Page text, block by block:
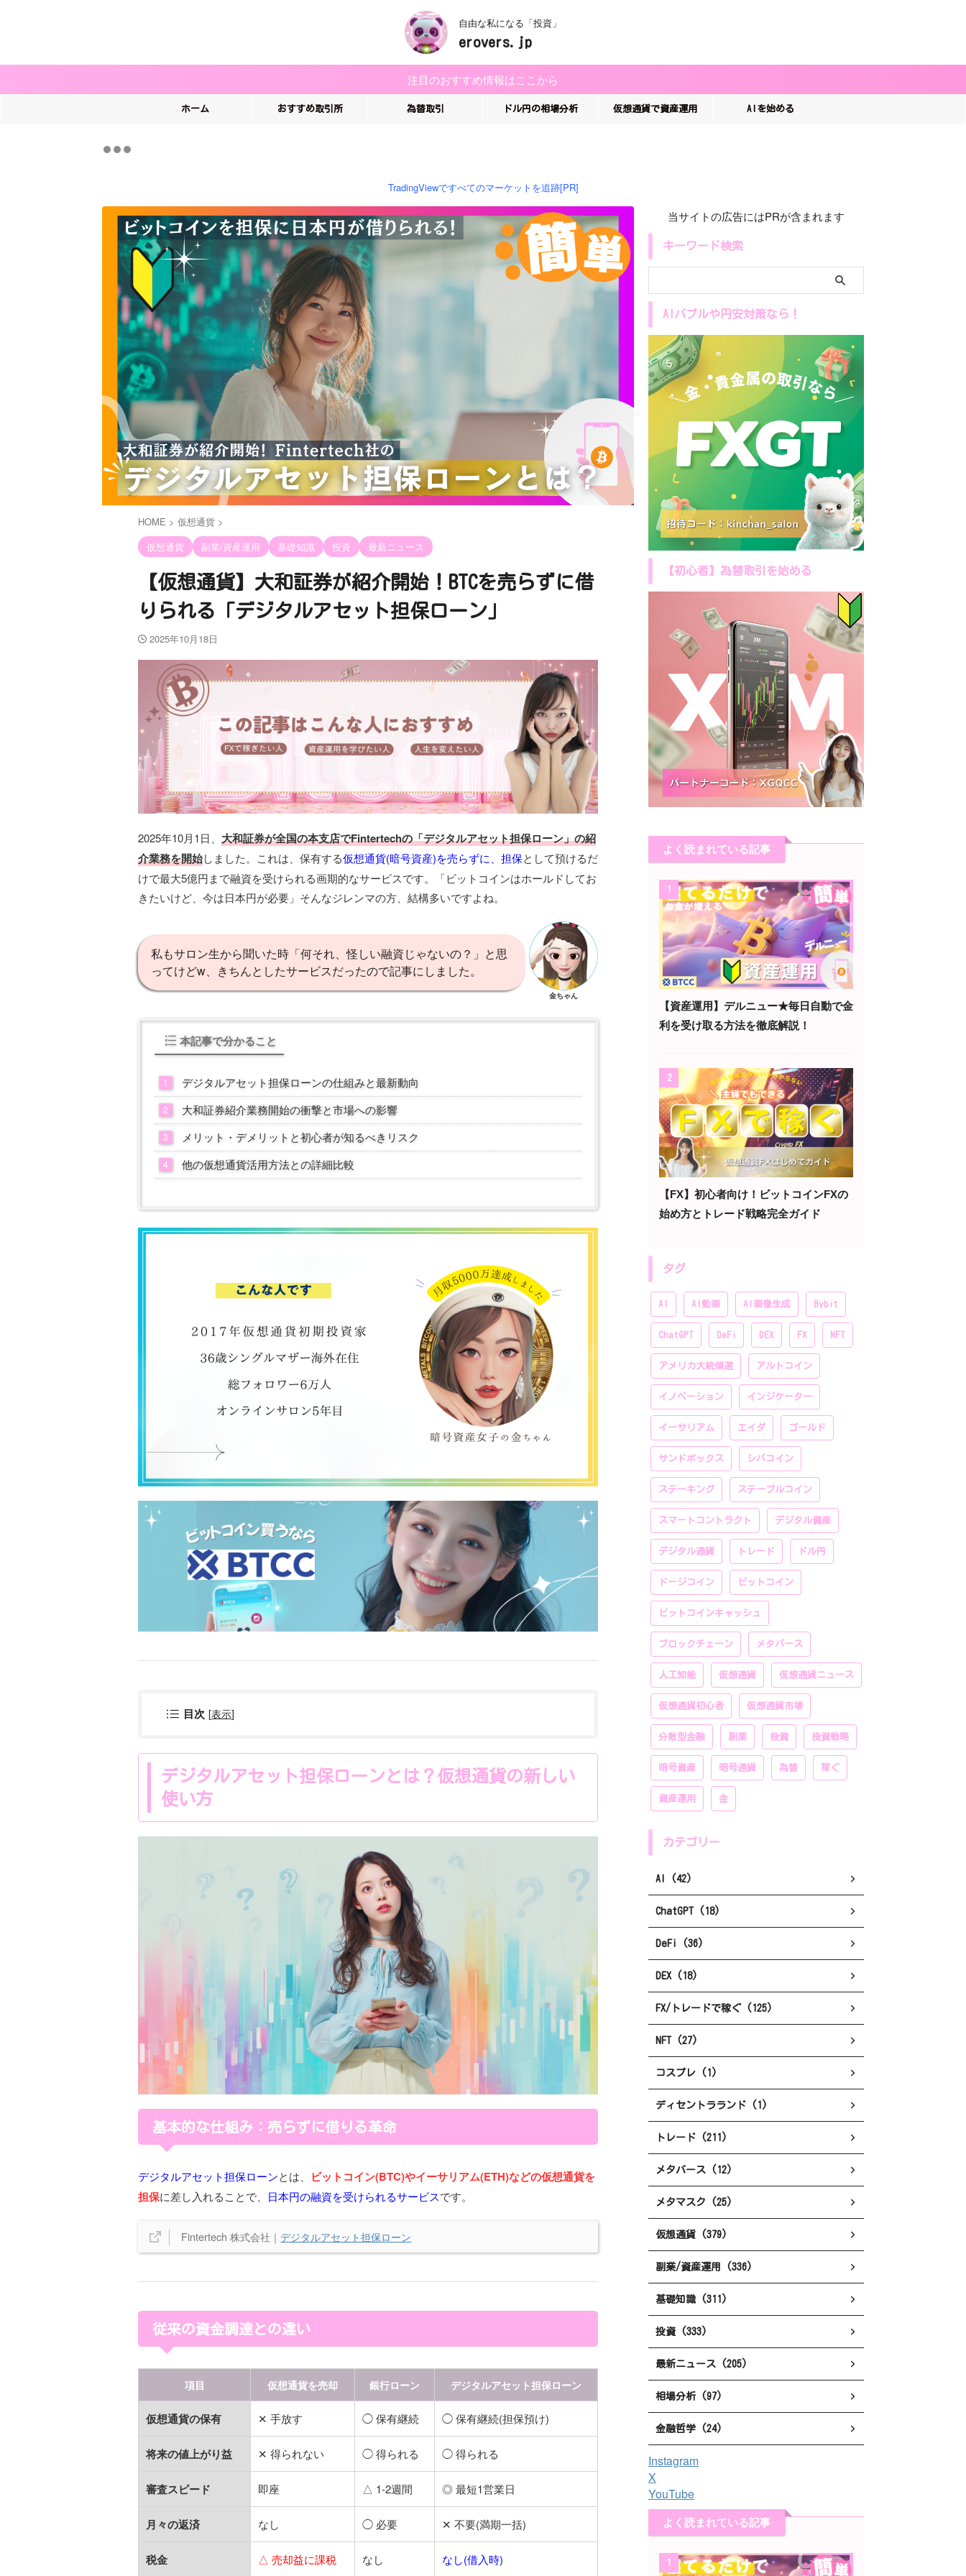
自由な私になる「投資」
erovers.jp
注目のおすすめ情報はここから
ホーム おすすめ取引所 為替取引 ドル円の相場分析 仮想通貨で資産運用 AIを始める
TradingViewですべてのマーケットを追跡[PR]
HOME > 仮想通貨 >
仮想通貨
副業/資産運用 基礎知識 投資 最新ニュース
【仮想通貨】大和証券が紹介開始！BTCを売らずに借
りられる「デジタルアセット担保ローン」
2025年10月18日
2025年10月1日、 大和証券が全国の本支店でFintertechの「デジタルアセット担保ローン」の紹
介業務を開始しました。これは、保有する仮想通貨(暗号資産)を売らずに、担保として預けるだ
けで最大5億円まで融資を受けられる画期的なサービスです。「ビットコインはホールドしてお
きたいけど、今は日本円が必要」そんなジレンマの方、結構多いですよね。
私もサロン生から聞いた時「何それ、怪しい融資じゃないの？」と思
ってけどw、きちんとしたサービスだったので記事にしました。
金ちゃん
本記事で分かること
デジタルアセット担保ローンの仕組みと最新動向
大和証券紹介業務開始の衝撃と市場への影響
メリット・デメリットと初心者が知るべきリスク
他の仮想通貨活用方法との詳細比較
目次 [表示]
デジタルアセット担保ローンとは？仮想通貨の新しい
使い方
基本的な仕組み：売らずに借りる革命
デジタルアセット担保ローンとは、 ビットコイン(BTC)やイーサリアム(ETH)などの仮想通貨を
担保に差し入れることで、 日本円の融資を受けられるサービスです。
Fintertech 株式会社｜デジタルアセット担保ローン
従来の資金調達との違い
項目 仮想通貨を売却 銀行ローン デジタルアセット担保ローン
仮想通貨の保有 ✕ 手放す ◯ 保有継続 ◯ 保有継続(担保預け)
将来の値上がり益 ✕ 得られない ◯ 得られる ◯ 得られる
審査スピード 即座 △ 1-2週間 ◎ 最短1営業日
月々の返済 なし ◯ 必要 ✕ 不要(満期一括)
税金 △ 売却益に課税 なし なし(借入時)
当サイトの広告にはPRが含まれます
キーワード検索
AIバブルや円安対策なら！
【初心者】為替取引を始める
よく読まれている記事
1
【資産運用】デルニュー★毎日自動で金
利を受け取る方法を徹底解説！
2
【FX】初心者向け！ビットコインFXの
始め方とトレード戦略完全ガイド
タグ
AI AI動画 AI画像生成 Bybit
ChatGPT DeFi DEX FX NFT
アメリカ大統領選 アルトコイン
イノベーション インジケーター
イーサリアム エイダ ゴールド
サンドボックス シバコイン
ステーキング ステーブルコイン
スマートコントラクト デジタル資産
デジタル通貨 トレード ドル円
ドージコイン ビットコイン
ビットコインキャッシュ
ブロックチェーン メタバース
人工知能 仮想通貨 仮想通貨ニュース
仮想通貨初心者 仮想通貨市場
分散型金融 副業 投資 投資戦略
暗号資産 暗号通貨 為替 稼ぐ
資産運用 金
カテゴリー
AI (42)
ChatGPT (18)
DeFi (36)
DEX (18)
FX/トレードで稼ぐ (125)
NFT (27)
コスプレ (1)
ディセントラランド (1)
トレード (211)
メタバース (12)
メタマスク (25)
仮想通貨 (379)
副業/資産運用 (336)
基礎知識 (311)
投資 (333)
最新ニュース (205)
相場分析 (97)
金融哲学 (24)
Instagram
X
YouTube
よく読まれている記事
1